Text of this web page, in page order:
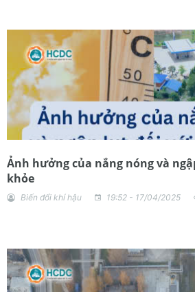
Ảnh hưởng của nắng nóng và
khỏe
Biến đổi khí hậu 19:52 - 17/04/2025